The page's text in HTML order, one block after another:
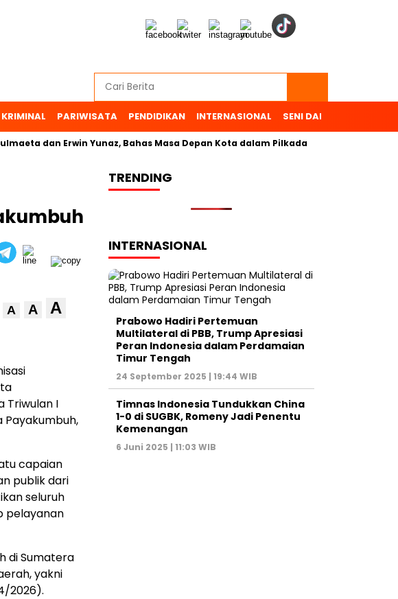
PARIWISATA PENDIDIKAN INTERNASIONAL SENI DAN BUDAYA
dan Erwin Yunaz, Bahas Masa Depan Kota dalam Pilkada
A A A
Triwulan I
Payakumbuh,
capaian
publik dari
seluruh
pelayanan
di Sumatera
yakni
2026).
TRENDING
INTERNASIONAL
Prabowo Hadiri Pertemuan
Multilateral di PBB, Trump Apresiasi
Peran Indonesia dalam Perdamaian
Timur Tengah
24 September 2025 | 19:44 WIB
Timnas Indonesia Tundukkan China
1-0 di SUGBK, Romeny Jadi Penentu
Kemenangan
6 Juni 2025 | 11:03 WIB